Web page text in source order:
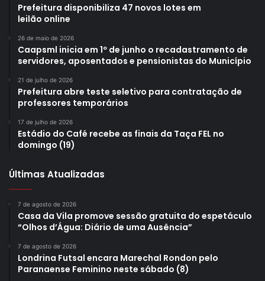
Prefeitura disponibiliza 47 novos lotes em
leilão online
26 de maio de 2026
Caapsml inicia em 1º de junho o recadastramento de
servidores, aposentados e pensionistas do Município
21 de julho de 2026
Prefeitura abre teste seletivo para contratação de
professores temporários
17 de julho de 2026
Estádio do Café recebe as finais da Taça FEL no
domingo (19)
Últimas Atualizadas
7 de agosto de 2026
Casa da Vila promove sessão gratuita do espetáculo
“Olhos d’Água: Diário de uma Ausência”
7 de agosto de 2026
Londrina Futsal encara Marechal Rondon pelo
Paranaense Feminino neste sábado (8)